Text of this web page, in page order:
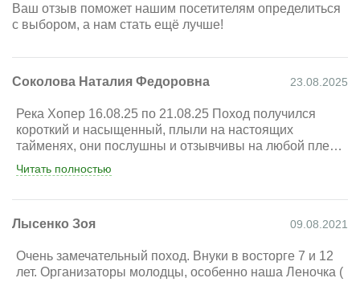
Ваш отзыв поможет нашим посетителям определиться
с выбором, а нам стать ещё лучше!
Соколова Наталия Федоровна 23.08.2025
Река Хопер 16.08.25 по 21.08.25 Поход получился
короткий и насыщенный, плыли на настоящих
тайменях, они послушны и отзывчивы на любой плеск
весла ну и грузоподъемность! Река Хопер, пустынные
заросшие берега, упоительный запах чего то буйно
следы животных, много следов, ночью крики птиц,
насладиться совсем не думая о хлебе насущном
впрочем как и о дежурстве( это был приятный и
Читать полностью
Лысенко Зоя 09.08.2021
Очень замечательный поход. Внуки в восторге 7 и 12
лет. Организаторы молодцы, особенно наша Леночка (